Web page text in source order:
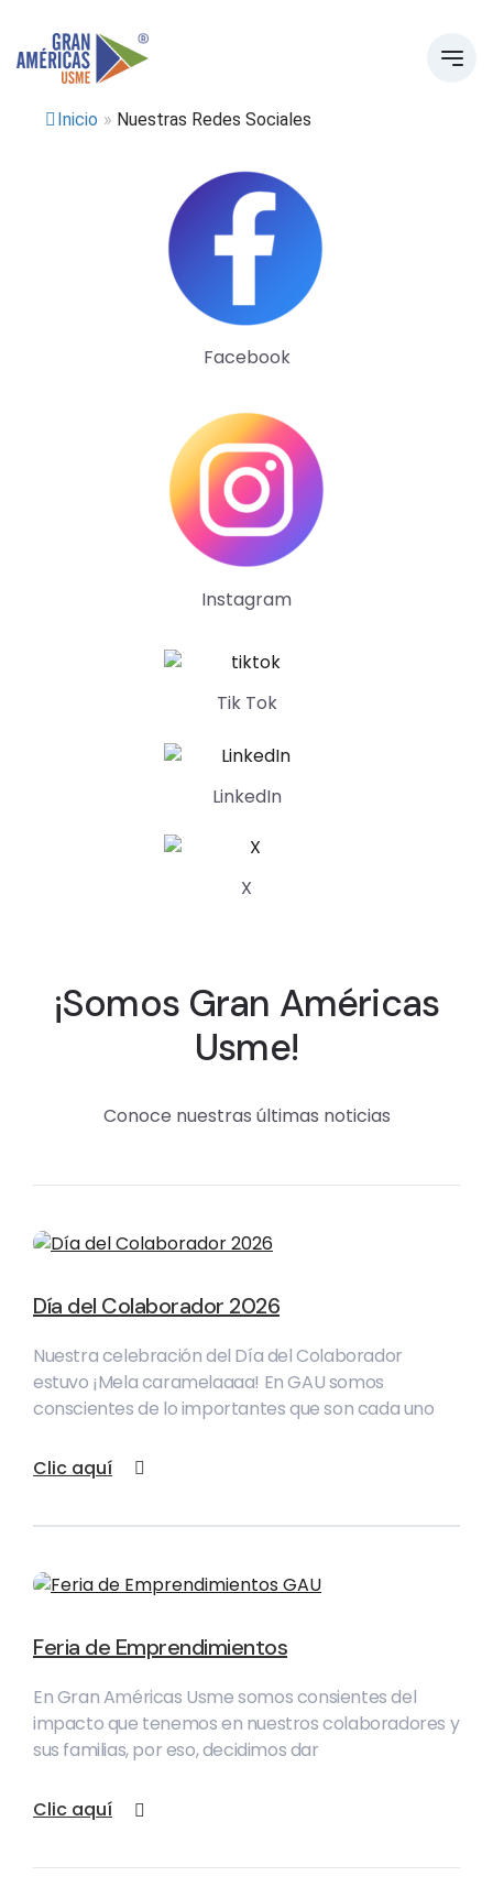
Inicio » Nuestras Redes Sociales
Facebook
Instagram
Tik Tok
LinkedIn
X
¡Somos Gran Américas
Usme!
Conoce nuestras últimas noticias
Día del Colaborador 2026
Nuestra celebración del Día del Colaborador
estuvo ¡Mela caramelaaaa! En GAU somos
conscientes de lo importantes que son cada uno
Clic aquí
Feria de Emprendimientos
En Gran Américas Usme somos consientes del
impacto que tenemos en nuestros colaboradores y
sus familias, por eso, decidimos dar
Clic aquí